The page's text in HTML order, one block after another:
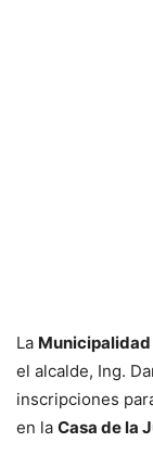
La
el alcalde, Ing.
inscripciones
en la Casa de la